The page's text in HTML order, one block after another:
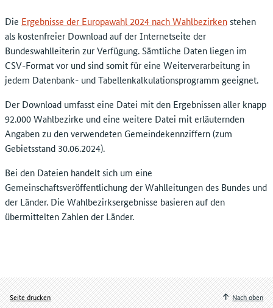
Die Ergebnisse der Europawahl 2024 nach Wahlbezirkenstehen
als kostenfreier Download auf der Internetseite der
Bundeswahlleiterin zur Verfügung. Sämtliche Daten liegen im
CSV-Format vor und sind somit für eine Weiterverarbeitung in
jedem Datenbank- und Tabellenkalkulationsprogramm geeignet.
Der Download umfasst eine Datei mit den Ergebnissen aller knapp
92.000 Wahlbezirke und eine weitere Datei mit erläuternden
Angaben zu den verwendeten Gemeindekennziffern (zum
Gebietsstand 30.06.2024).
Bei den Dateien handelt sich um eine
Gemeinschaftsveröffentlichung der Wahlleitungen des Bundes und
der Länder. Die Wahlbezirksergebnisse basieren auf den
übermittelten Zahlen der Länder.
Seite drucken
Nach oben